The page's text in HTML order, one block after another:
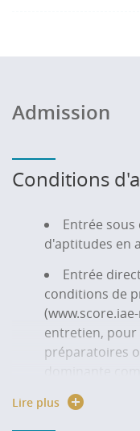
Admission
Conditions
Entrée
d'aptitudes en
Entrée
conditions de
entretien, pour
préparatoires
validité 4
domaine.
Lire plus